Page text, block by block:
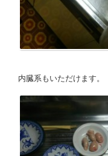
内臓系もいただけます。